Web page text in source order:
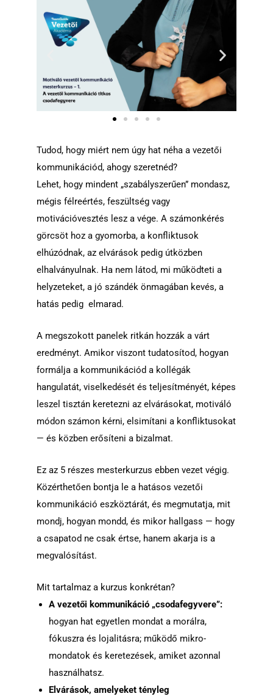
Tudod, hogy miért nem úgy hat néha a vezetői
kommunikációd, ahogy szeretnéd?
Lehet, hogy mindent „szabályszerűen” mondasz,
mégis félreértés, feszültség vagy
motivációvesztés lesz a vége. A számonkérés
görcsöt hoz a gyomorba, a konfliktusok
elhúzódnak, az elvárások pedig útközben
elhalványulnak. Ha nem látod, mi működteti a
helyzeteket, a jó szándék önmagában kevés, a
hatás pedig elmarad.
A megszokott panelek ritkán hozzák a várt
eredményt. Amikor viszont tudatosítod, hogyan
formálja a kommunikációd a kollégák
hangulatát, viselkedését és teljesítményét, képes
leszel tisztán keretezni az elvárásokat, motiváló
módon számon kérni, elsimítani a konfliktusokat
— és közben erősíteni a bizalmat.
Ez az 5 részes mesterkurzus ebben vezet végig.
Közérthetően bontja le a hatásos vezetői
kommunikáció eszköztárát, és megmutatja, mit
mondj, hogyan mondd, és mikor hallgass — hogy
a csapatod ne csak értse, hanem akarja is a
megvalósítást.
Mit tartalmaz a kurzus konkrétan?
A vezetői kommunikáció „csodafegyvere”:
hogyan hat egyetlen mondat a morálra,
fókuszra és lojalitásra; működő mikro-
mondatok és keretezések, amiket azonnal
használhatsz.
Elvárások, amelyeket tényleg